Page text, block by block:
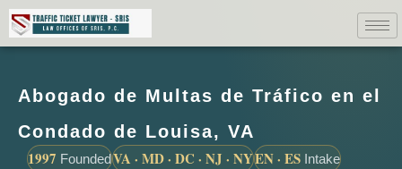
Abogado de Multas de Tráfico en el
Condado de Louisa, VA
1997 FoundedVA · MD · DC · NJ · NYEN · ES Intake